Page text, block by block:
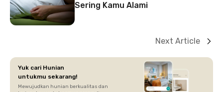
Sering Kamu Alami
Next Article
Yuk cari Hunian
untukmu sekarang!
Mewujudkan hunian berkualitas dan